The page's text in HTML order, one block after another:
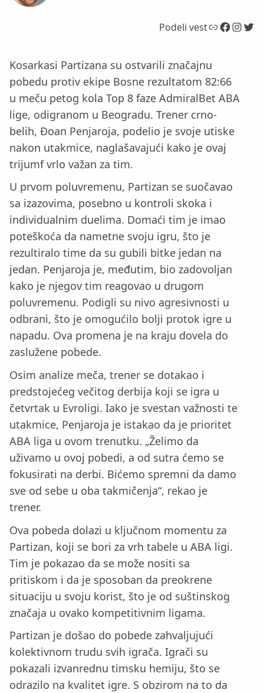
Podeli vestLink Facebook InstagramTwitter
Kosarkasi Partizana su ostvarili značajnu
pobedu protiv ekipe Bosne rezultatom 82:66
u meču petog kola Top 8 faze AdmiralBet ABA
lige, odigranom u Beogradu. Trener crno-
belih, Đoan Penjaroja, podelio je svoje utiske
nakon utakmice, naglašavajući kako je ovaj
trijumf vrlo važan za tim.
U prvom poluvremenu, Partizan se suočavao
sa izazovima, posebno u kontroli skoka i
individualnim duelima. Domaći tim je imao
poteškoća da nametne svoju igru, što je
rezultiralo time da su gubili bitke jedan na
jedan. Penjaroja je, međutim, bio zadovoljan
kako je njegov tim reagovao u drugom
poluvremenu. Podigli su nivo agresivnosti u
odbrani, što je omogućilo bolji protok igre u
napadu. Ova promena je na kraju dovela do
zaslužene pobede.
Osim analize meča, trener se dotakao i
predstojećeg večitog derbija koji se igra u
četvrtak u Evroligi. Iako je svestan važnosti te
utakmice, Penjaroja je istakao da je prioritet
ABA liga u ovom trenutku. „Želimo da
uživamo u ovoj pobedi, a od sutra ćemo se
fokusirati na derbi. Bićemo spremni da damo
sve od sebe u oba takmičenja“, rekao je
trener.
Ova pobeda dolazi u ključnom momentu za
Partizan, koji se bori za vrh tabele u ABA ligi.
Tim je pokazao da se može nositi sa
pritiskom i da je sposoban da preokrene
situaciju u svoju korist, što je od suštinskog
značaja u ovako kompetitivnim ligama.
Partizan je došao do pobede zahvaljujući
kolektivnom trudu svih igrača. Igrači su
pokazali izvanrednu timsku hemiju, što se
odrazilo na kvalitet igre. S obzirom na to da